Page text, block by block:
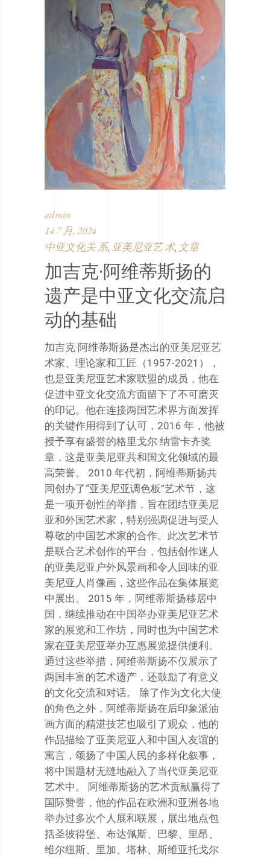
admin
14 7 月, 2024
中亚文化关 系 亚美尼亚艺 术, 文章
加吉克·阿维蒂斯扬的
遗产是中亚文化交流启
动的基础
加吉克·阿维蒂斯扬是杰出的亚美尼亚艺
术家、理论家和工匠（1957-2021），
也是亚美尼亚艺术家联盟的成员，他在
促进中亚文化交流方面留下了不可磨灭
的印记。他在连接两国艺术界方面发挥
的关键作用得到了认可，2016 年，他被
授予享有盛誉的格里戈尔·纳雷卡齐奖
章，这是亚美尼亚共和国文化领域的最
高荣誉。 2010 年代初，阿维蒂斯扬共
同创办了“亚美尼亚调色板”艺术节，这
是一项开创性的举措，旨在团结亚美尼
亚和外国艺术家，特别强调促进与受人
尊敬的中国艺术家的合作。此次艺术节
是联合艺术创作的平台，包括创作迷人
的亚美尼亚户外风景画和令人回味的亚
美尼亚人肖像画，这些作品在集体展览
中展出。 2015 年，阿维蒂斯扬移居中
国，继续推动在中国举办亚美尼亚艺术
家的展览和工作坊，同时也为中国艺术
家在亚美尼亚举办互惠展览提供便利。
通过这些举措，阿维蒂斯扬不仅展示了
两国丰富的艺术遗产，还鼓励了有意义
的文化交流和对话。 除了作为文化大使
的角色之外，阿维蒂斯扬在后印象派油
画方面的精湛技艺也吸引了观众，他的
作品描绘了亚美尼亚人和中国人友谊的
寓言，颂扬了中国人民的多样化叙事，
将中国题材无缝地融入了当代亚美尼亚
艺术中。 阿维蒂斯扬的艺术贡献赢得了
国际赞誉，他的作品在欧洲和亚洲各地
举办过多次个人展和联展，展出地点包
括圣彼得堡、布达佩斯、巴黎、里昂、
维尔纽斯、里加、塔林、斯维亚托戈尔